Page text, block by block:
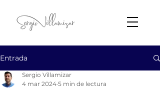
Entrada
Sergio Villamizar
4 mar 2024 5 min de lectura